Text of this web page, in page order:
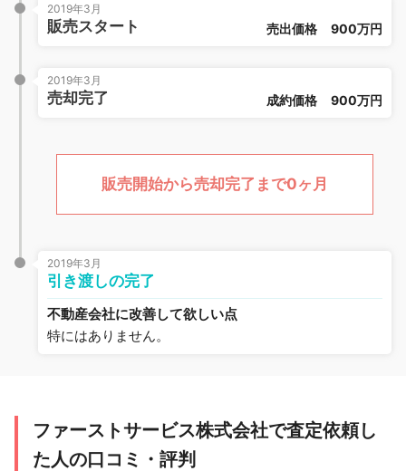
2019年3月
販売スタート 売出価格 900万円
2019年3月
売却完了 成約価格 900万円
販売開始から売却完了まで0ヶ月
2019年3月
引き渡しの完了
不動産会社に改善して欲しい点
特にはありません。
ファーストサービス株式会社で査定依頼し
た人の口コミ・評判